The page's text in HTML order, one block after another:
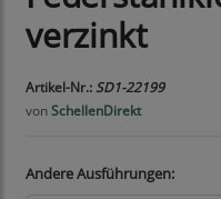
verzinkt
Artikel-Nr.: SD1-22199
vonSchellenDirekt
Andere Ausführungen: